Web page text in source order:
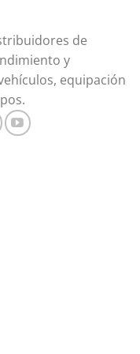
de
y
equipación